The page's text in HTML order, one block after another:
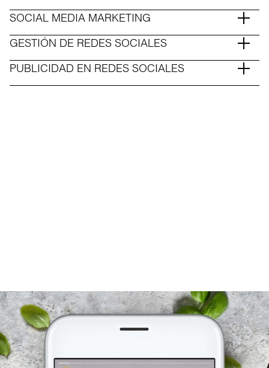
SOCIAL MEDIA MARKETING
GESTIÓN DE REDES SOCIALES
PUBLICIDAD EN REDES SOCIALES